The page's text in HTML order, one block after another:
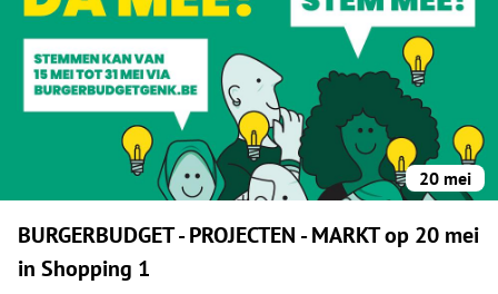
20 mei
BURGERBUDGET - PROJECTEN - MARKT op 20 mei
in Shopping 1